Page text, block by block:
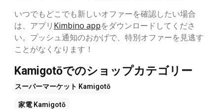
いつでもどこでも新しいオファーを確認したい場合
は、アプリ Kimbino appをダウンロードしてくださ
い。プッシュ通知のおかげで、特別オファーを見逃す
ことがなくなります！
Kamigotōでのショップカテゴリー
スーパーマーケット Kamigotō
家電 Kamigotō